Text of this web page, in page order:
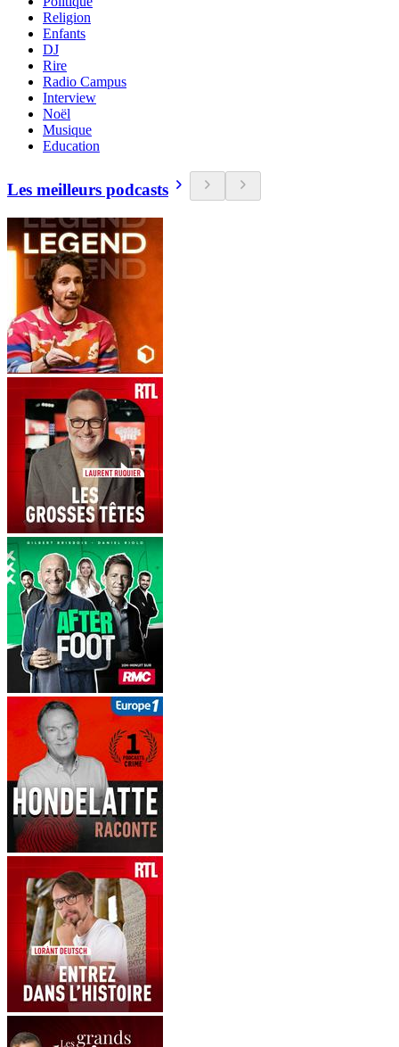
Religion
Enfants
DJ
Rire
Radio Campus
Interview
Noël
Musique
Education
Les meilleurs podcasts